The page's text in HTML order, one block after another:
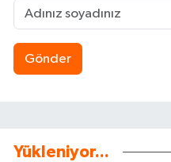
Gönder
Yükleniyor...